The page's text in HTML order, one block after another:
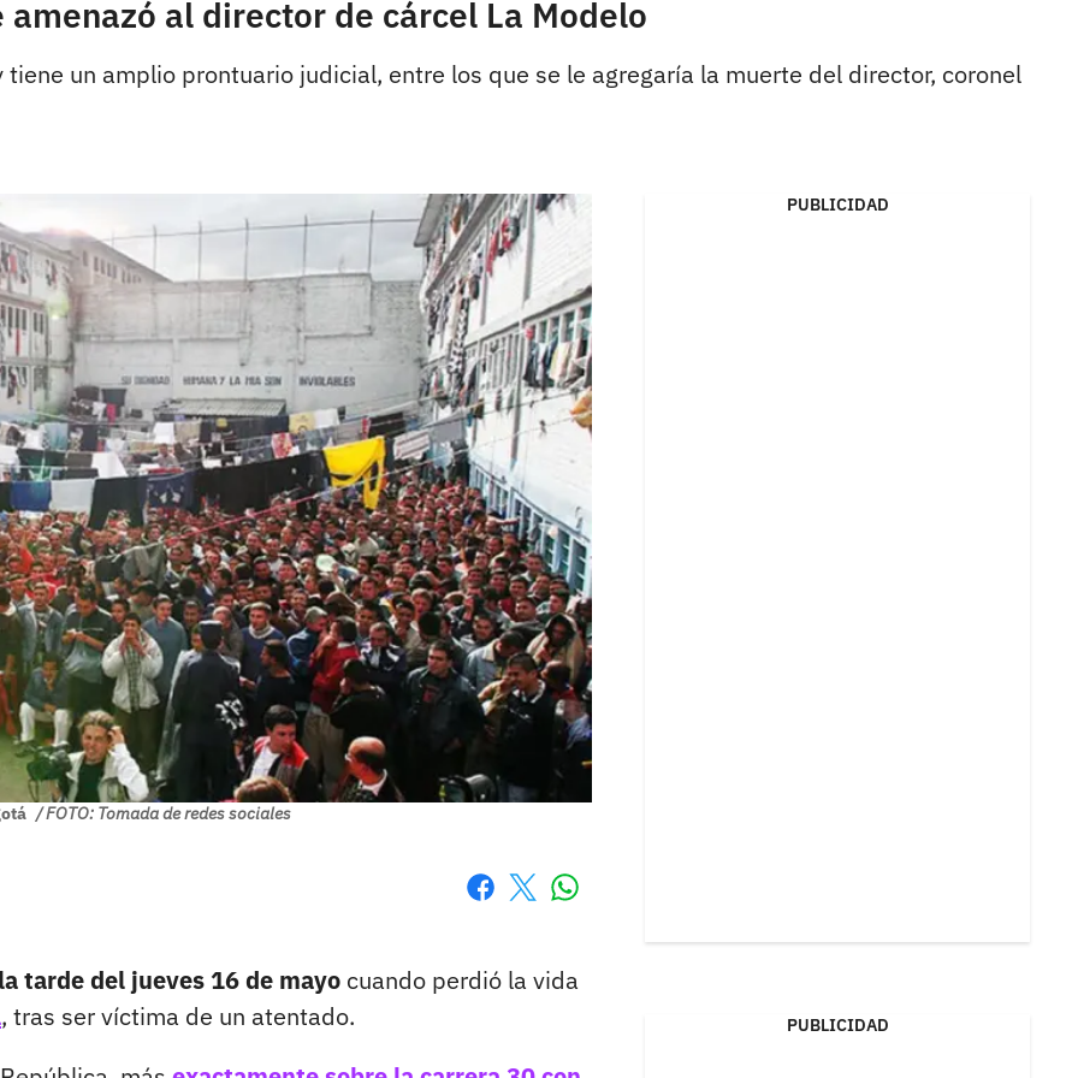
al director de cárcel La Modelo
un amplio prontuario judicial, entre los que se le agregaría la muerte del director, coronel
/ FOTO: Tomada de redes sociales
tarde del jueves 16 de mayo cuando perdió la vida
, tras ser víctima de un atentado.
PUBLICIDAD
PUBLICIDAD